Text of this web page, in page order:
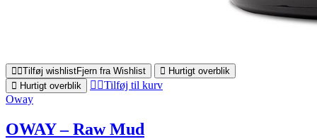
Tilføj wishlistFjern fra Wishlist
Hurtigt overblik
Hurtigt overblik
Tilføj til kurv
Oway
OWAY – Raw Mud